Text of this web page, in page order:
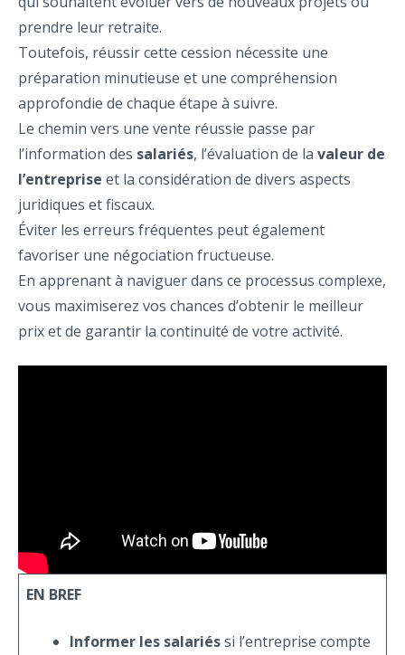
prendre leur retraite.
Toutefois, réussir cette cession nécessite une
préparation minutieuse et une compréhension
approfondie de chaque étape à suivre.
Le chemin vers une vente réussie passe par
l’information des salariés, l’évaluation de la valeur de
l’entreprise et la considération de divers aspects
juridiques et fiscaux.
Éviter les erreurs fréquentes peut également
favoriser une négociation fructueuse.
En apprenant à naviguer dans ce processus complexe,
vous maximiserez vos chances d’obtenir le meilleur
prix et de garantir la continuité de votre activité.
EN BREF
Informer les salariéssi l’entreprise compte